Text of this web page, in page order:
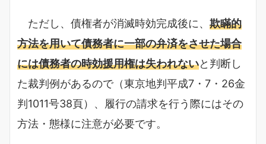
ただし、債権者が消滅時効完成後に、 欺瞞的
方法を用いて債務者に一部の弁済をさせた場合
には債務者の時効援用権は失われないと判断し
た裁判例があるので（東京地判平成7・7・26金
判1011号38頁）、履行の請求を行う際にはその
方法・態様に注意が必要です。